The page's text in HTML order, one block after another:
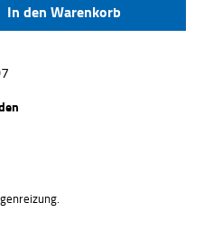
gewünschten
In den Warenkorb